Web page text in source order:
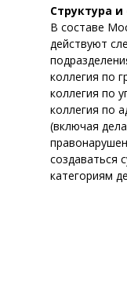
Структура
В составе
действуют
коллегия по
коллегия по
коллегия по
(включая
создаваться
категориям